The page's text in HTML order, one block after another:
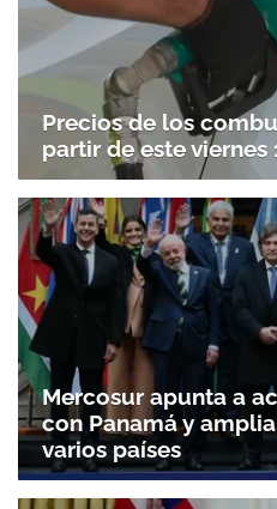
Precios de los
partir de este viernes
Mercosur apunta a
con Panamá y
varios países